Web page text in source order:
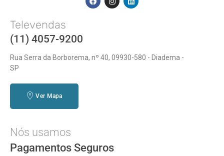
Televendas
(11) 4057-9200
Rua Serra da Borborema, nº 40, 09930-580 - Diadema -
SP
Ver Mapa
Nós usamos
Pagamentos Seguros